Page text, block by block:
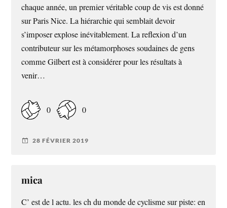
chaque année, un premier véritable coup de vis est donné
sur Paris Nice. La hiérarchie qui semblait devoir
s’imposer explose inévitablement. La reflexion d’un
contributeur sur les métamorphoses soudaines de gens
comme Gilbert est à considérer pour les résultats à
venir…
0 0
28 FÉVRIER 2019
mica
C’ est de l actu. les ch du monde de cyclisme sur piste: en